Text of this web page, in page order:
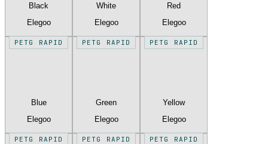
Black
Elegoo
White
Elegoo
Red
Elegoo
PETG RAPID
Blue
Elegoo
PETG RAPID
Green
Elegoo
PETG RAPID
Yellow
Elegoo
PETG RAPID PETG RAPID PETG RAPID